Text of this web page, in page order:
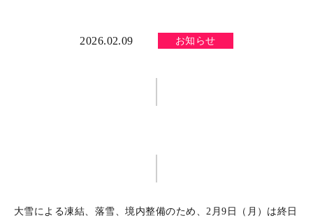
2026.02.09 お知らせ
大雪による凍結、落雪、境内整備のため、2月9日（月）は終日